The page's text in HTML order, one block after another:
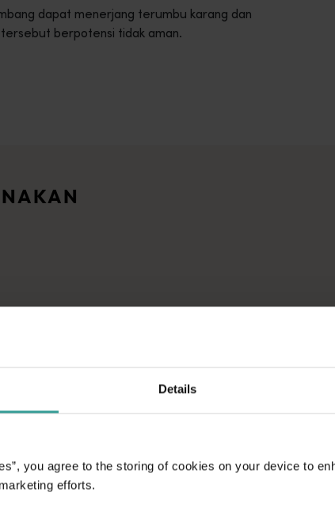
Details
you agree to the storing of cookies on your device to
efforts.
dapat menerjang terumbu karang dan
berpotensi tidak aman.
epik
dan pusat
dan tempat
yang indah
dramatis yang
dan jalur